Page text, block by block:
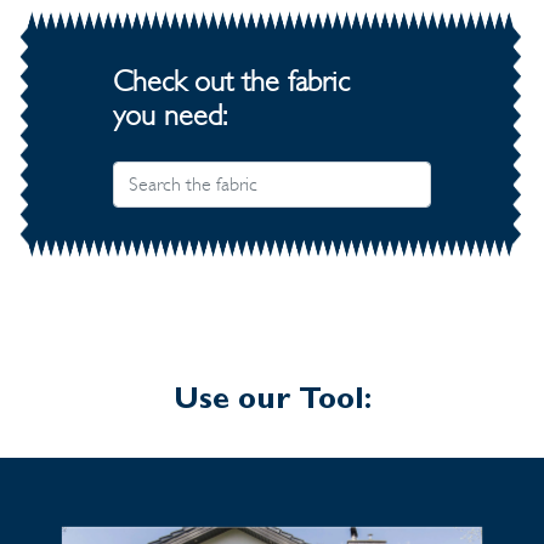
Check out the fabric
you need:
Use our Tool: